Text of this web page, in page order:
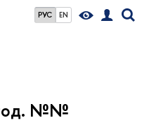
РУС EN
год. №№